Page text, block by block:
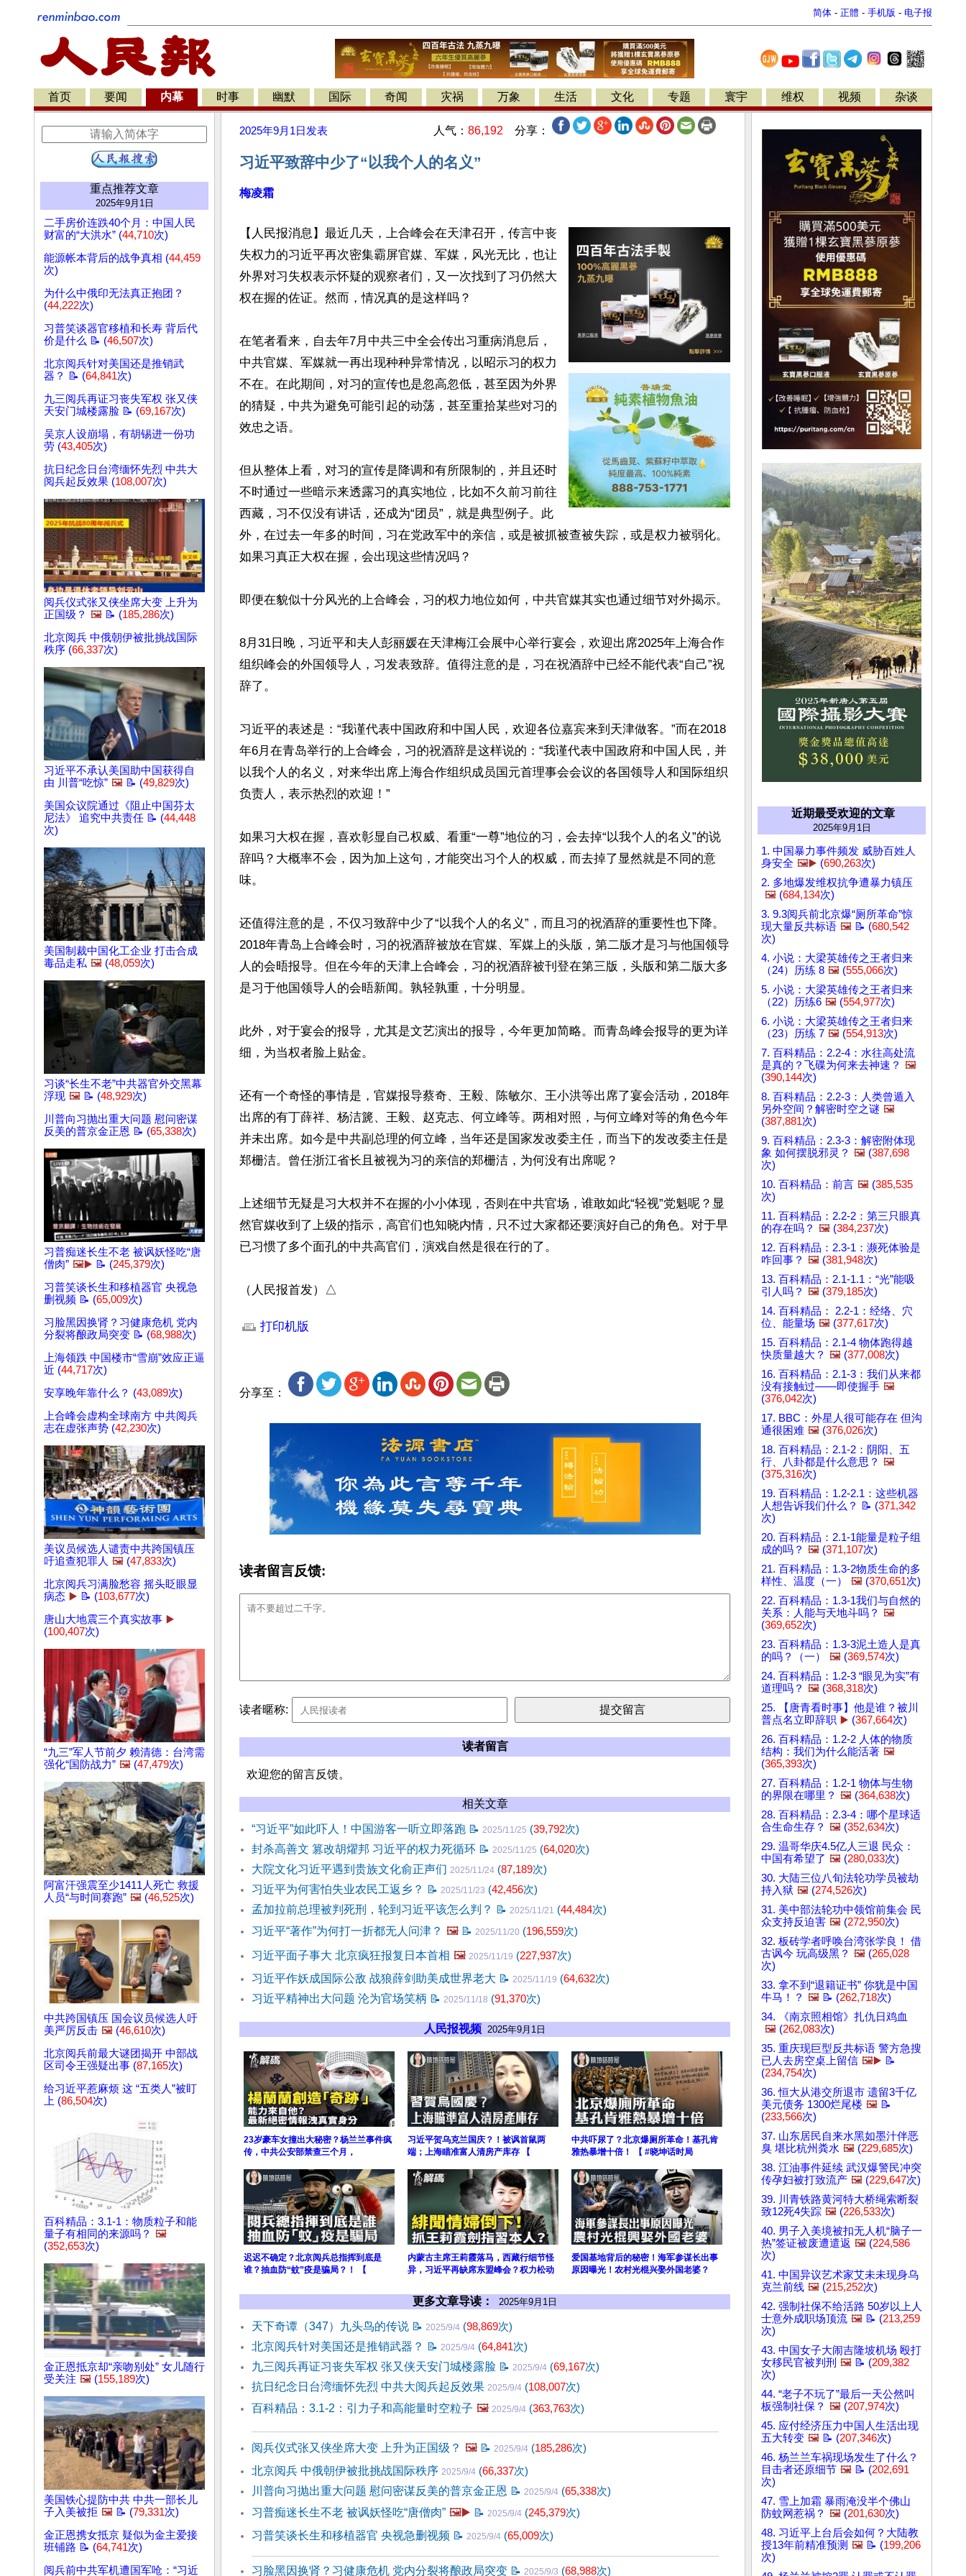
简体 - 正體 - 手机版 - 电子报
首页 要闻 内幕 时事 幽默 国际 奇闻 灾祸 万象 生活 文化 专题 寰宇 维权 视频 杂谈
重点推荐文章
2025年9月1日
二手房价连跌40个月：中国人民
财富的“大洪水” (44,710次)
能源帐本背后的战争真相 (44,459
次)
为什么中俄印无法真正抱团？
(44,222次)
习普笑谈器官移植和长寿 背后代
价是什么 📝 (46,507次)
北京阅兵针对美国还是推销武
器？ 📝 (64,841次)
九三阅兵再证习丧失军权 张又侠
天安门城楼露脸 📝 (69,167次)
吴京人设崩塌，有胡锡进一份功
劳 (43,405次)
抗日纪念日台湾缅怀先烈 中共大
阅兵起反效果 (108,007次)
阅兵仪式张又侠坐席大变 上升为
正国级？ 🖼️ 📝 (185,286次)
北京阅兵 中俄朝伊被批挑战国际
秩序 (66,337次)
习近平不承认美国助中国获得自
由 川普“吃惊” 🖼️ 📝 (49,829次)
美国众议院通过《阻止中国芬太
尼法》 追究中共责任 📝 (44,448
次)
美国制裁中国化工企业 打击合成
毒品走私 🖼️ (48,059次)
习谈“长生不老”中共器官外交黑幕
浮现 🖼️ 📝 (48,929次)
川普向习抛出重大问题 慰问密谋
反美的普京金正恩 📝 (65,338次)
习普痴迷长生不老 被讽妖怪吃“唐
僧肉” 🖼️▶️ 📝 (245,379次)
习普笑谈长生和移植器官 央视急
删视频 📝 (65,009次)
习脸黑因换肾？习健康危机 党内
分裂将酿政局突变 📝 (68,988次)
上海领跌 中国楼市“雪崩”效应正逼
近 (44,717次)
安享晚年靠什么？ (43,089次)
上合峰会虚构全球南方 中共阅兵
志在虚张声势 (42,230次)
美议员候选人谴责中共跨国镇压
吁追查犯罪人 🖼️ (47,833次)
北京阅兵习满脸愁容 摇头眨眼显
病态 ▶️ 📝 (103,677次)
唐山大地震三个真实故事 ▶️
(100,407次)
“九三”军人节前夕 赖清德：台湾需
强化“国防战力” 🖼️ (47,479次)
阿富汗强震至少1411人死亡 救援
人员“与时间赛跑” 🖼️ (46,525次)
中共跨国镇压 国会议员候选人吁
美严厉反击 🖼️ (46,610次)
北京阅兵前最大谜团揭开 中部战
区司令王强疑出事 (87,165次)
给习近平惹麻烦 这 “五类人”被盯
上 (86,504次)
百科精品：3.1-1：物质粒子和能
量子有相同的来源吗？ 🖼️
(352,653次)
金正恩抵京却“亲吻别处” 女儿随行
受关注 🖼️ (155,189次)
美国铁心提防中共 中共一部长儿
子入美被拒 🖼️ 📝 (79,331次)
金正恩携女抵京 疑似为金主爱接
班铺路 📝 (64,741次)
阅兵前中共军机遭国军呛：“习近
2025年9月1日 发表 人气： 86,192 分享：
习近平致辞中少了“以我个人的名义”
梅凌霜
【人民报消息】最近几天，上合峰会在天津召开，传言中丧
失权力的习近平再次密集霸屏官媒、军媒，风光无比，也让
外界对习失权表示怀疑的观察者们，又一次找到了习仍然大
权在握的佐证。然而，情况真的是这样吗？
在笔者看来，自去年7月中共三中全会传出习重病消息后，
中共官媒、军媒就一再出现种种异常情况，以昭示习的权力
不在。在此期间，对习的宣传也是忽高忽低，甚至因为外界
的猜疑，中共为避免可能引起的动荡，甚至重拾某些对习的
效忠之语。
但从整体上看，对习的宣传是降调和有所限制的，并且还时
不时通过一些暗示来透露习的真实地位，比如不久前习前往
西藏，习不仅没有讲话，还成为“团员”，就是典型例子。此
外，在过去一年多的时间，习在党政军中的亲信，或是被抓被查被失踪，或是权力被弱化。
如果习真正大权在握，会出现这些情况吗？
即便在貌似十分风光的上合峰会，习的权力地位如何，中共官媒其实也通过细节对外揭示。
8月31日晚，习近平和夫人彭丽媛在天津梅江会展中心举行宴会，欢迎出席2025年上海合作
组织峰会的外国领导人，习发表致辞。值得注意的是，习在祝酒辞中已经不能代表“自己”祝
辞了。
习近平的表述是：“我谨代表中国政府和中国人民，欢迎各位嘉宾来到天津做客。”而在2018
年6月在青岛举行的上合峰会，习的祝酒辞是这样说的：“我谨代表中国政府和中国人民，并
以我个人的名义，对来华出席上海合作组织成员国元首理事会会议的各国领导人和国际组织
负责人，表示热烈的欢迎！”
如果习大权在握，喜欢彰显自己权威、看重“一尊”地位的习，会去掉“以我个人的名义”的说
辞吗？大概率不会，因为加上这句，才能突出习个人的权威，而去掉了显然就是不同的意
味。
还值得注意的是，不仅习致辞中少了“以我个人的名义”，而且习的祝酒辞的重要性也下降。
2018年青岛上合峰会时，习的祝酒辞被放在官媒、军媒上的头版，第二版才是习与他国领导
人的会晤报导。但在今年的天津上合峰会，习的祝酒辞被刊登在第三版，头版和第二版大多
是习于他国领导人的会晤新闻。孰轻孰重，十分明显。
此外，对于宴会的报导，尤其是文艺演出的报导，今年更加简略。而青岛峰会报导的更为详
细，为当权者脸上贴金。
还有一个奇怪的事情是，官媒报导蔡奇、王毅、陈敏尔、王小洪等出席了宴会活动，2018年
出席的有丁薛祥、杨洁篪、王毅、赵克志、何立峰等。两相对照，与何立峰对等的角色今年
并未出席。如今是中共副总理的何立峰，当年还是国家发改委主任，而当下的发改委主任是
郑栅洁。曾任浙江省长且被视为习的亲信的郑栅洁，为何没有出席呢？
上述细节无疑是习大权并不在握的小小体现，否则在中共官场，谁敢如此“轻视”党魁呢？显
然官媒收到了上级的指示，高官们也知晓内情，只不过大家都还要演好自己的角色。对于早
已习惯了多个面孔的中共高官们，演戏自然是很在行的了。
（人民报首发）△
打印机版
分享至：
读者留言反馈:
读者暱称:
读者留言
欢迎您的留言反馈。
相关文章
“习近平”如此吓人！中国游客一听立即落跑 📝 2025/11/25 (39,792次)
封杀高善文 篡改胡燿邦 习近平的权力死循环 📝 2025/11/25 (64,020次)
大院文化习近平遇到贵族文化俞正声们 2025/11/24 (87,189次)
习近平为何害怕失业农民工返乡？ 📝 2025/11/23 (42,456次)
孟加拉前总理被判死刑，轮到习近平该怎么判？ 📝 2025/11/21 (44,484次)
习近平“著作”为何打一折都无人问津？ 🖼️ 📝 2025/11/20 (196,559次)
习近平面子事大 北京疯狂报复日本首相 🖼️ 2025/11/19 (227,937次)
习近平作妖成国际公敌 战狼薛剑助美成世界老大 📝 2025/11/19 (64,632次)
习近平精神出大问题 沦为官场笑柄 📝 2025/11/18 (91,370次)
人民报视频 2025年9月1日
23岁豪车女撞出大秘密？杨兰兰事件疯
传，中共公安部禁查三个月，
习近平贺乌克兰国庆？！被讽首鼠两
端；上海瞄准富人清房产库存 【
中共吓尿了？北京爆厕所革命！基孔肯
雅热暴增十倍！ 【 #晓坤话时局
迟迟不确定？北京阅兵总指挥到底是
谁？抽血防“蚊”疫是骗局？！ 【
内蒙古主席王莉霞落马，西藏行细节怪
异，习近平再缺席东盟峰会？权力松动
爱国基地背后的秘密！海军参谋长出事
原因曝光！农村光棍兴娶外国老婆？
更多文章导读： 2025年9月1日
天下奇谭（347）九头鸟的传说 📝 2025/9/4 (98,869次)
北京阅兵针对美国还是推销武器？ 📝 2025/9/4 (64,841次)
九三阅兵再证习丧失军权 张又侠天安门城楼露脸 📝 2025/9/4 (69,167次)
抗日纪念日台湾缅怀先烈 中共大阅兵起反效果 2025/9/4 (108,007次)
百科精品：3.1-2：引力子和高能量时空粒子 🖼️ 2025/9/4 (363,763次)
阅兵仪式张又侠坐席大变 上升为正国级？ 🖼️ 📝 2025/9/4 (185,286次)
北京阅兵 中俄朝伊被批挑战国际秩序 2025/9/4 (66,337次)
川普向习抛出重大问题 慰问密谋反美的普京金正恩 📝 2025/9/4 (65,338次)
习普痴迷长生不老 被讽妖怪吃“唐僧肉” 🖼️▶️ 📝 2025/9/4 (245,379次)
习普笑谈长生和移植器官 央视急删视频 📝 2025/9/4 (65,009次)
习脸黑因换肾？习健康危机 党内分裂将酿政局突变 📝 2025/9/3 (68,988次)
近期最受欢迎的文章
2025年9月1日
1. 中国暴力事件频发 威胁百姓人
身安全 🖼️▶️ (690,263次)
2. 多地爆发维权抗争遭暴力镇压
🖼️ (684,134次)
3. 9.3阅兵前北京爆“厕所革命”惊
现大量反共标语 🖼️ 📝 (680,542
次)
4. 小说：大梁英雄传之王者归来
（24）历练 8 🖼️ (555,066次)
5. 小说：大梁英雄传之王者归来
（22）历练6 🖼️ (554,977次)
6. 小说：大梁英雄传之王者归来
（23）历练 7 🖼️ (554,913次)
7. 百科精品：2.2-4：水往高处流
是真的？飞碟为何来去神速？ 🖼️
(390,144次)
8. 百科精品：2.2-3：人类曾遁入
另外空间？解密时空之谜 🖼️
(387,881次)
9. 百科精品：2.3-3：解密附体现
象 如何摆脱邪灵？ 🖼️ (387,698
次)
10. 百科精品：前言 🖼️ (385,535
次)
11. 百科精品：2.2-2：第三只眼真
的存在吗？ 🖼️ (384,237次)
12. 百科精品：2.3-1：濒死体验是
咋回事？ 🖼️ (381,948次)
13. 百科精品：2.1-1.1：“光”能吸
引人吗？ 🖼️ (379,185次)
14. 百科精品： 2.2-1：经络、穴
位、能量场 🖼️ (377,617次)
15. 百科精品：2.1-4 物体跑得越
快质量越大？ 🖼️ (377,008次)
16. 百科精品：2.1-3：我们从来都
没有接触过——即使握手 🖼️
(376,042次)
17. BBC：外星人很可能存在 但沟
通很困难 🖼️ (376,026次)
18. 百科精品：2.1-2：阴阳、五
行、八卦都是什么意思？ 🖼️
(375,316次)
19. 百科精品：1.2-2.1：这些机器
人想告诉我们什么？ 📝 (371,342
次)
20. 百科精品：2.1-1能量是粒子组
成的吗？ 🖼️ (371,107次)
21. 百科精品：1.3-2物质生命的多
样性、温度（一）
🖼️ (370,651次)
22. 百科精品：1.3-1我们与自然的
关系：人能与天地斗吗？ 🖼️
(369,652次)
23. 百科精品：1.3-3泥土造人是真
的吗？（一）
🖼️ (369,574次)
24. 百科精品：1.2-3 “眼见为实”有
道理吗？ 🖼️ (368,318次)
25. 【唐青看时事】他是谁？被川
普点名立即辞职 ▶️ (367,664次)
26. 百科精品：1.2-2 人体的物质
结构：我们为什么能活著 🖼️
(365,393次)
27. 百科精品：1.2-1 物体与生物
的界限在哪里？ 🖼️ (364,638次)
28. 百科精品：2.3-4：哪个星球适
合生命生存？ 🖼️ (352,634次)
29. 温哥华庆4.5亿人三退 民众：
中国有希望了 🖼️ (280,033次)
30. 大陆三位八旬法轮功学员被劫
持入狱 🖼️ (274,526次)
31. 美中部法轮功中领馆前集会 民
众支持反迫害 🖼️ (272,950次)
32. 板砖学者呼唤台湾张学良！ 借
古讽今 玩高级黑？ 🖼️ (265,028
次)
33. 拿不到“退籍证书” 你犹是中国
牛马！？ 🖼️ 📝 (262,718次)
34. 《南京照相馆》扎仇日鸡血
🖼️ (262,083次)
35. 重庆现巨型反共标语 警方急搜
已人去房空桌上留信 🖼️▶️ 📝
(234,754次)
36. 恒大从港交所退市 遗留3千亿
美元债务 1300烂尾楼 🖼️ 📝
(233,566次)
37. 山东居民自来水黑如墨汁伴恶
臭 堪比杭州粪水 🖼️ (229,685次)
38. 江油事件延续 武汉爆警民冲突
传孕妇被打致流产 🖼️ (229,647次)
39. 川青铁路黄河特大桥绳索断裂
致12死4失踪 🖼️ (226,533次)
40. 男子入美境被扣无人机“脑子一
热”签证被废遭遣返 🖼️ (224,586
次)
41. 中国异议艺术家艾未未现身乌
克兰前线 🖼️ (215,252次)
42. 强制社保不给活路 50岁以上人
士意外成职场顶流 🖼️ 📝 (213,259
次)
43. 中国女子大闹吉隆坡机场 殴打
女移民官被判刑 🖼️ 📝 (209,382
次)
44. “老子不玩了”最后一天公然叫
板强制社保？ 🖼️ (207,974次)
45. 应付经济压力中国人生活出现
五大转变 🖼️ 📝 (207,346次)
46. 杨兰兰车祸现场发生了什么？
目击者还原细节 🖼️ 📝 (202,691
次)
47. 雪上加霜 暴雨淹没半个佛山
防蚊网惹祸？ 🖼️ (201,630次)
48. 习近平上台后会如何？大陆教
授13年前精准预测 🖼️ 📝 (199,206
次)